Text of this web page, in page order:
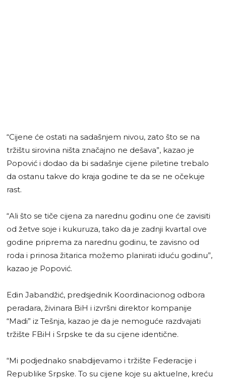
“Cijene će ostati na sadašnjem nivou, zato što se na
tržištu sirovina ništa značajno ne dešava”, kazao je
Popović i dodao da bi sadašnje cijene piletine trebalo
da ostanu takve do kraja godine te da se ne očekuje
rast.
“Ali što se tiče cijena za narednu godinu one će zavisiti
od žetve soje i kukuruza, tako da je zadnji kvartal ove
godine priprema za narednu godinu, te zavisno od
roda i prinosa žitarica možemo planirati iduću godinu”,
kazao je Popović.
Edin Jabandžić, predsjednik Koordinacionog odbora
peradara, živinara BiH i izvršni direktor kompanije
“Madi” iz Tešnja, kazao je da je nemoguće razdvajati
tržište FBiH i Srpske te da su cijene identične.
“Mi podjednako snabdijevamo i tržište Federacije i
Republike Srpske. To su cijene koje su aktuelne, kreću